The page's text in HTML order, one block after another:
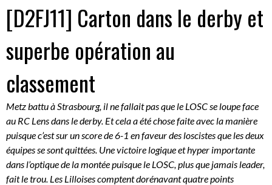
[D2FJ11] Carton dans le derby et
superbe opération au
classement
Metz battu à Strasbourg, il ne fallait pas que le LOSC se loupe face
au RC Lens dans le derby. Et cela a été chose faite avec la manière
puisque c’est sur un score de 6-1 en faveur des loscistes que les deux
équipes se sont quittées. Une victoire logique et hyper importante
dans l’optique de la montée puisque le LOSC, plus que jamais leader,
fait le trou. Les Lilloises comptent dorénavant quatre points